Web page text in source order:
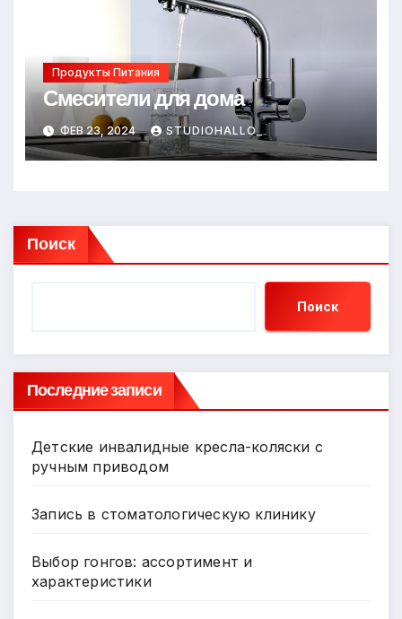
Продукты Питания
Смесители для дома
ФЕВ 23, 2024 STUDIOHALLO_
Поиск
Поиск
Последние записи
Детские инвалидные кресла-коляски с
ручным приводом
Запись в стоматологическую клинику
Выбор гонгов: ассортимент и
характеристики